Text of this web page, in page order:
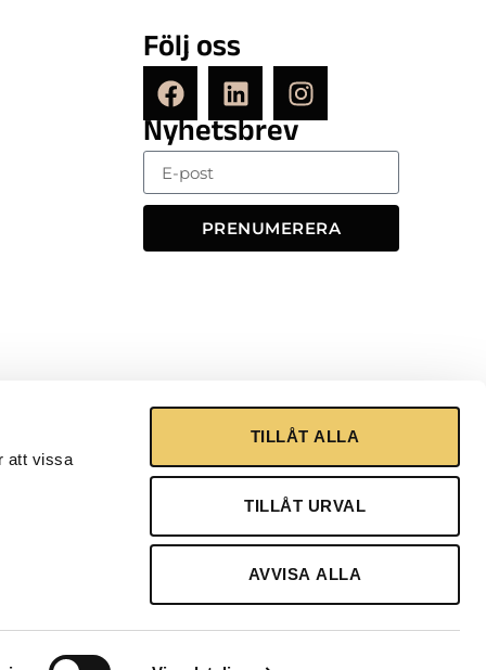
att vissa
TILLÅT ALLA
TILLÅT URVAL
AVVISA ALLA
Följ oss
Nyhetsbrev
PRENUMERERA